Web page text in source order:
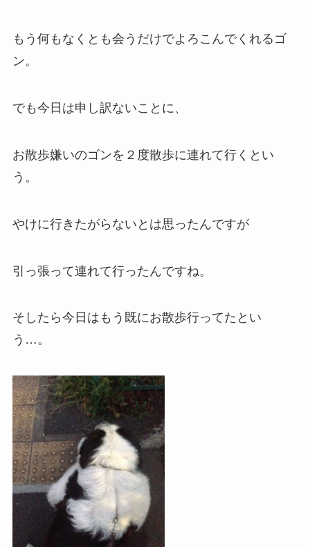
もう何もなくとも会うだけでよろこんでくれるゴ
ン。
でも今日は申し訳ないことに、
お散歩嫌いのゴンを２度散歩に連れて行くとい
う。
やけに行きたがらないとは思ったんですが
引っ張って連れて行ったんですね。
そしたら今日はもう既にお散歩行ってたとい
う…。